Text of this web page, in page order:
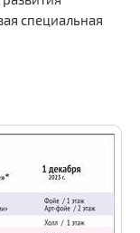
специальная